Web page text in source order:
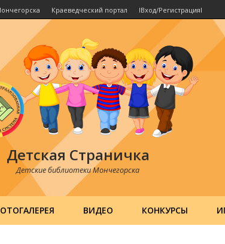
Краеведческий портал IВход/РегистрацияI
Детская Страничка
Детские библиотеки Мончегорска
ВИДЕО КОНКУРСЫ